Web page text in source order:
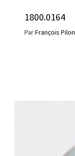
1800.0164
ParFrançois Pilon